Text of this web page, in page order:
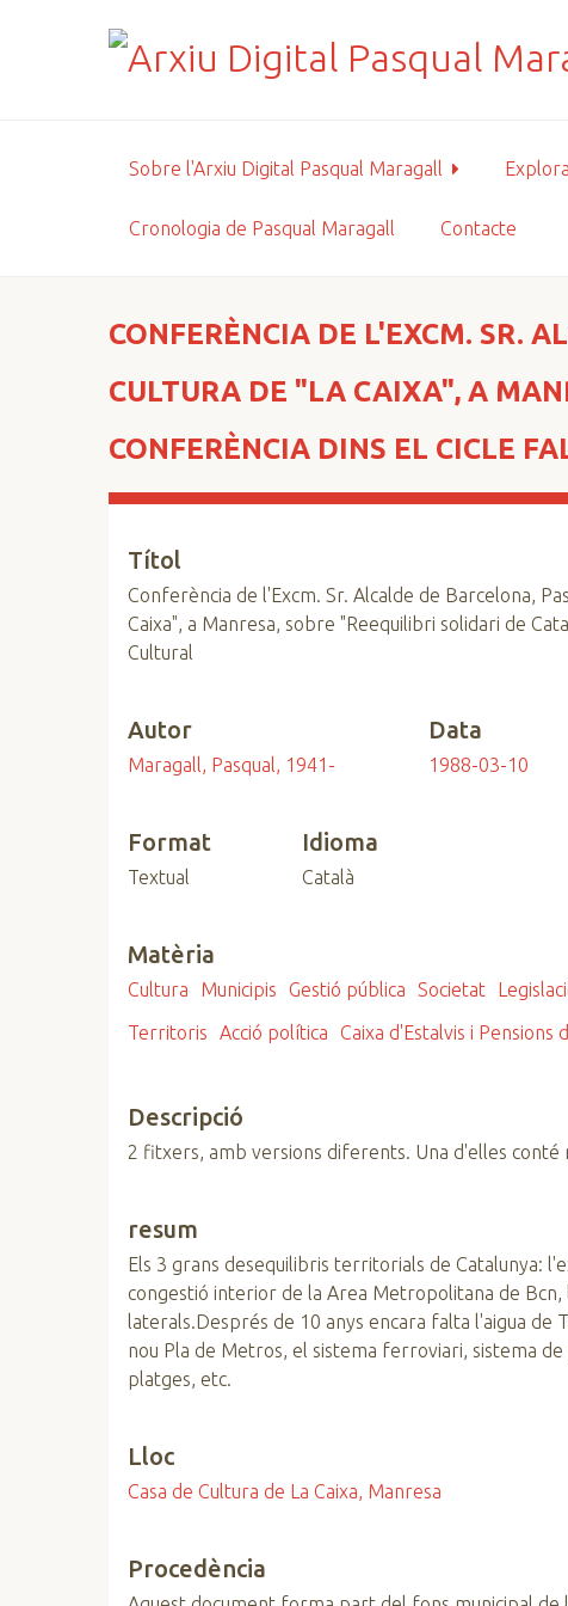
Sobre l'Arxiu Digital Pasqual Maragall
Cronologia de Pasqual Maragall Contacte
CONFERÈNCIA DE L'EXCM. SR.
CULTURA DE "LA CAIXA", A
CONFERÈNCIA DINS EL CICLE
Títol
Conferència de l'Excm. Sr. Alcalde de Barcelona,
Caixa", a Manresa, sobre "Reequilibri solidari de
Cultural
Autor
Maragall, Pasqual, 1941-
Data
1988-03-10
Format
Textual
Idioma
Català
Matèria
Cultura Municipis Gestió pública Societat
Territoris
Acció política Caixa d'Estalvis i Pensions
Descripció
2 fitxers, amb versions diferents. Una d'elles conté
resum
Els 3 grans desequilibris territorials de Catalunya:
congestió interior de la Area Metropolitana de Bcn,
laterals.Després de 10 anys encara falta l'aigua de
nou Pla de Metros, el sistema ferroviari, sistema
platges, etc.
Lloc
Casa de Cultura de La Caixa, Manresa
Procedència